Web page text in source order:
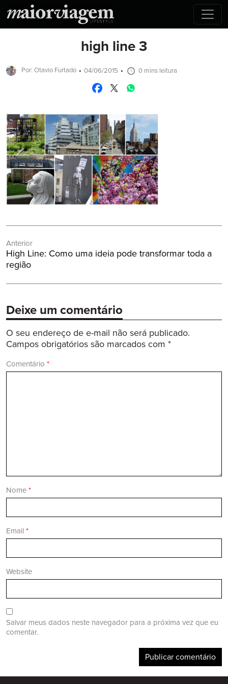
high line 3
Por: Otavio Furtado 04/06/2015 0 mins leitura
de
Post
Anterior
Post
Anterior:
High Line: Como uma ideia pode transformar toda a
região
Deixe um comentário
O seu endereço de e-mail não será publicado.
Campos obrigatórios são marcados com *
Comentário *
Nome *
Email *
Website
Salvar meus dados neste navegador para a próxima vez que eu
comentar.